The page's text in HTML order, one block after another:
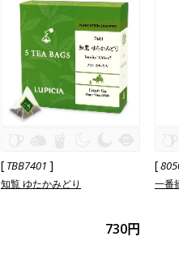
[ TBB7401 ]
知覧 ゆたかみどり
730円
[
一番